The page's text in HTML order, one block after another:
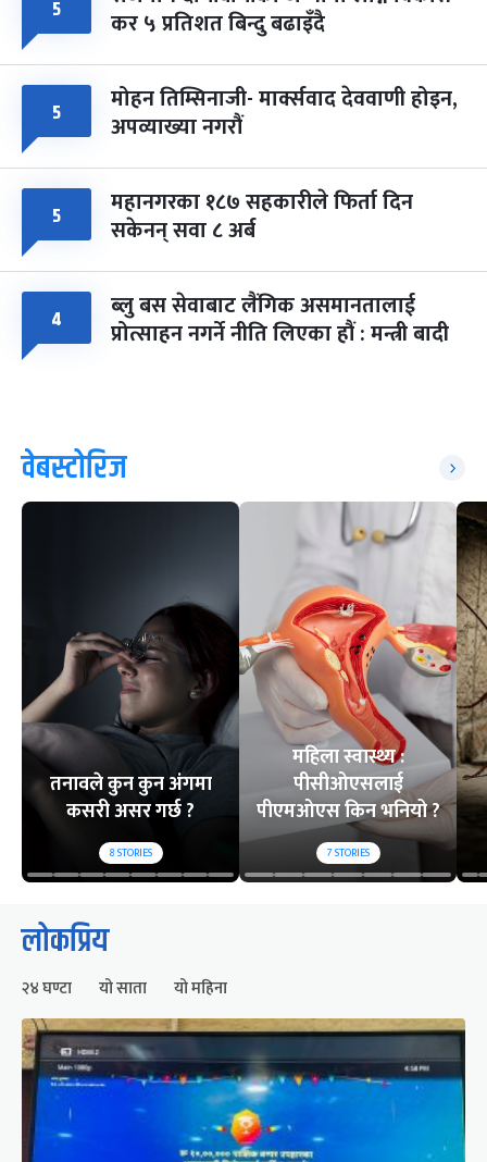
५ कर ५ प्रतिशत बिन्दु बढाइँदै
५ मोहन तिम्सिनाजी- मार्क्सवाद देववाणी होइन,
अपव्याख्या नगरौं
५ महानगरका १८७ सहकारीले फिर्ता दिन
सकेनन् सवा ८ अर्ब
४ ब्लु बस सेवाबाट लैंगिक असमानतालाई
प्रोत्साहन नगर्ने नीति लिएका हौं : मन्त्री बादी
वेबस्टोरिज
तनावले कुन कुन अंगमा
कसरी असर गर्छ ?
8STORIES
महिला स्वास्थ्य :
पीसीओएसलाई
पीएमओएस किन भनियो ?
7STORIES
लोकप्रिय
२४ घण्टा यो साता यो महिना